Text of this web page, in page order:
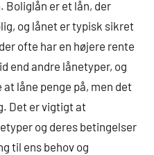
Boliglån er et lån, der
og lånet er typisk sikret
ofte har en højere rente
end andre lånetyper, og
låne penge på, men det
Det er vigtigt at
og deres betingelser
til ens behov og